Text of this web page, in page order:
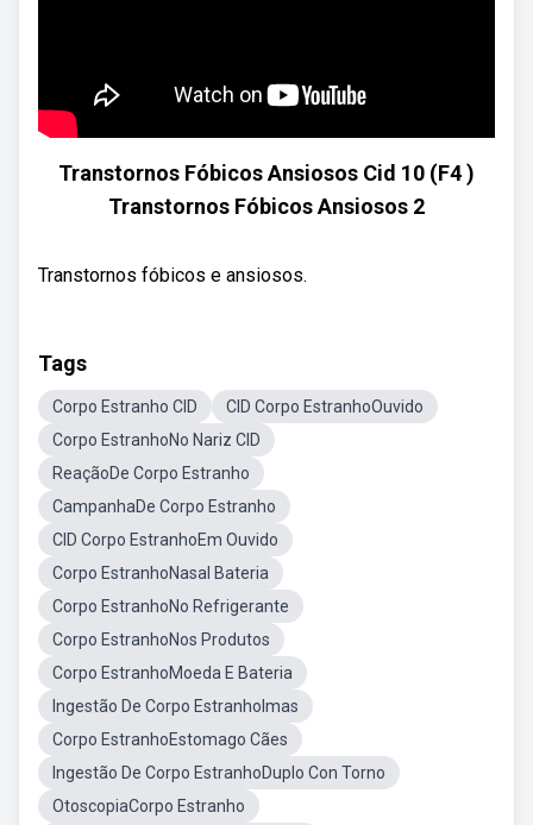
Transtornos Fóbicos Ansiosos Cid 10 (F4 )
Transtornos Fóbicos Ansiosos 2
Transtornos fóbicos e ansiosos.
Tags
Corpo Estranho CID
CID Corpo EstranhoOuvido
Corpo EstranhoNo Nariz CID
ReaçãoDe Corpo Estranho
CampanhaDe Corpo Estranho
CID Corpo EstranhoEm Ouvido
Corpo EstranhoNasal Bateria
Corpo EstranhoNo Refrigerante
Corpo EstranhoNos Produtos
Corpo EstranhoMoeda E Bateria
Ingestão De Corpo EstranhoImas
Corpo EstranhoEstomago Cães
Ingestão De Corpo EstranhoDuplo Con Torno
OtoscopiaCorpo Estranho